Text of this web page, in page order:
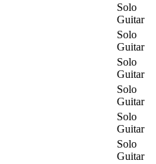
Solo
Guitar
Solo
Guitar
Solo
Guitar
Solo
Guitar
Solo
Guitar
Solo
Guitar